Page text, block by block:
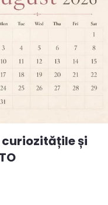
curiozitățile și